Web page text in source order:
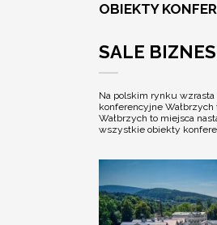
OBIEKTY
SALE
Na polskim rynku
konferencyjne
Wałbrzych to miejsca
wszystkie obiekty